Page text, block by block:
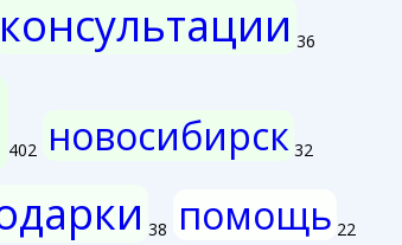
консультации 36
402 новосибирск 32
38 помощь 22